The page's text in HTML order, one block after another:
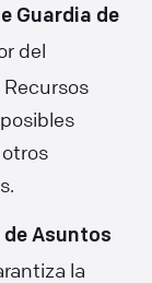
Guardia de
del
de Asuntos
la